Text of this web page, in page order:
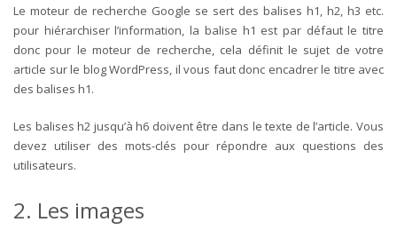
Le moteur de recherche Google se sert des balises h1, h2, h3 etc.
pour hiérarchiser l’information, la balise h1 est par défaut le titre
donc pour le moteur de recherche, cela définit le sujet de votre
article sur le blog WordPress, il vous faut donc encadrer le titre avec
des balises h1.
Les balises h2 jusqu’à h6 doivent être dans le texte de l’article. Vous
devez utiliser des mots-clés pour répondre aux questions des
utilisateurs.
2. Les images